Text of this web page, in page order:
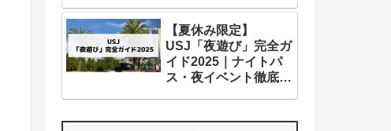
【夏休み限定】
USJ「夜遊び」完全ガ
イド2025｜ナイトパ
ス・夜イベント徹底解